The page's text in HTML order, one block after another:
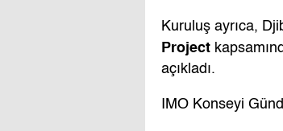
Kuruluş ayrıca,
Project
açıkladı.
IMO Konseyi